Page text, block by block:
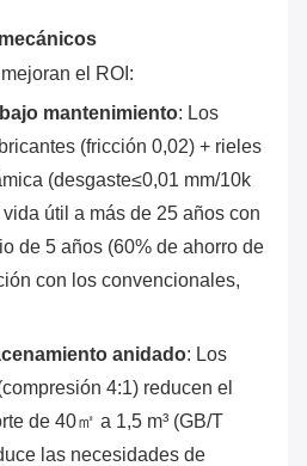
el ROI:
mantenimiento‌: Los
(fricción 0,02) + rieles
(desgaste≤0,01 mm/10k
útil a más de 25 años con
de 5 años (60% de ahorro de
con los convencionales,
anidado‌: Los
4:1) reducen el
de 40㎡ a 1,5 m³ (GB/T
las necesidades de